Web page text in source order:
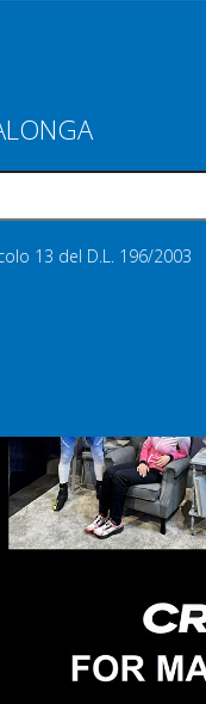
13 del D.L. 196/2003